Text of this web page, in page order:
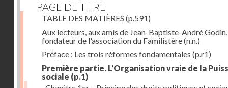
PAGE DE TITRE
TABLE DES MATIÈRES (p.591)
Aux lecteurs, aux amis de Jean-Baptiste-André
fondateur de l'association du Familistère(n.n.)
Préface : Les trois réformes fondamentales (p.r1)
Première partie. L'Organisation vraie de la
sociale (p.1)